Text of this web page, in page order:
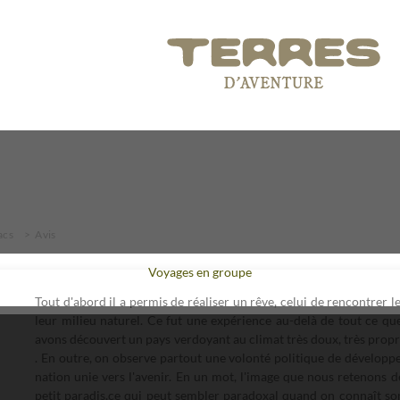
Voyages en groupe
Tout d'abord il a permis de réaliser un rêve, celui de rencontrer